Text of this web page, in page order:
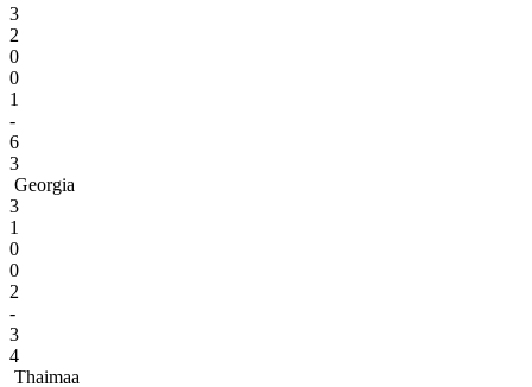
3
2
0
0
1
-
6
3
Georgia
3
1
0
0
2
-
3
4
Thaimaa